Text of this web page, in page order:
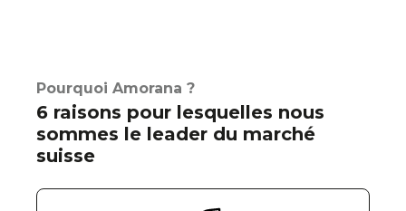
Pourquoi Amorana ?
6 raisons pour lesquelles nous
sommes le leader du marché
suisse